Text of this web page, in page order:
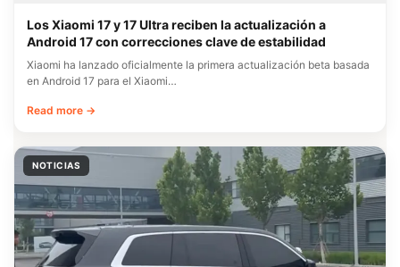
Los Xiaomi 17 y 17 Ultra reciben la actualización a
Android 17 con correcciones clave de estabilidad
Xiaomi ha lanzado oficialmente la primera actualización beta basada
en Android 17 para el Xiaomi…
Read more →
NOTICIAS